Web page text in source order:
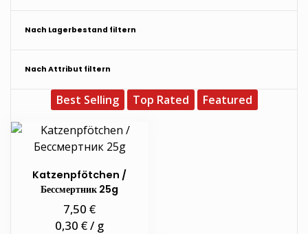
Nach Lagerbestand filtern
Nach Attribut filtern
Best Selling Top Rated Featured
Katzenpfötchen /
Бессмертник 25g
7,50€
0,30€/ g